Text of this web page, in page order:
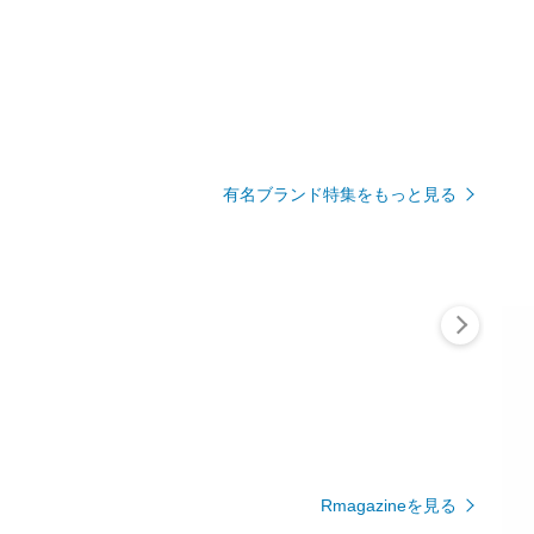
有名ブランド特集をもっと見る
Rmagazineを見る